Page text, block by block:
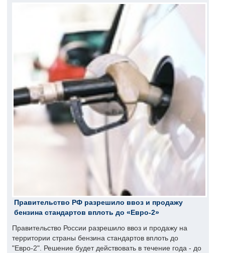
Правительство РФ разрешило ввоз и продажу
бензина стандартов вплоть до «Евро-2»
Правительство России разрешило ввоз и продажу на
территории страны бензина стандартов вплоть до
"Евро-2". Решение будет действовать в течение года - до